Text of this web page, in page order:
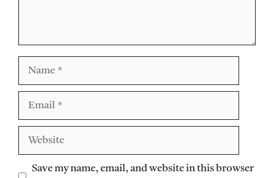
Save my name, email, and website in this browser